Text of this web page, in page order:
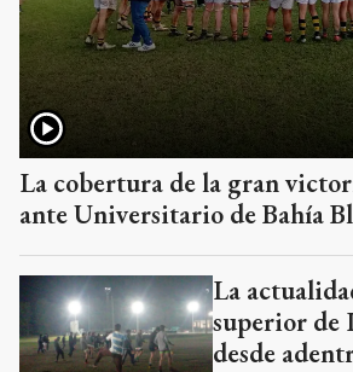
La cobertura de la gran
ante Universitario de Bahía
La
superior de
desde